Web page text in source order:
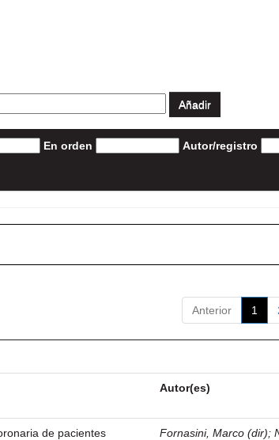
En orden Autor/registro
Anterior 1
Autor(es)
de pacientes
Fornasini, Marco (dir);